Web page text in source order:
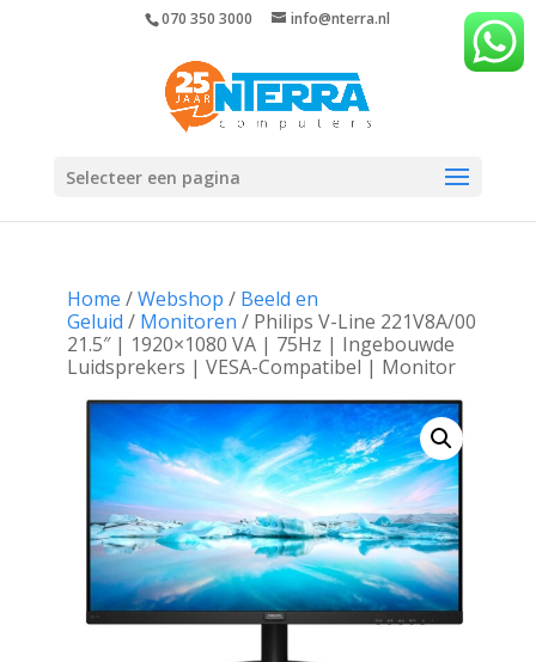
070 350 3000 info@nterra.nl
Selecteer een pagina
Home /Webshop / Beeld en
Geluid / Monitoren / Philips V-Line 221V8A/00
21.5″ | 1920×1080 VA | 75Hz | Ingebouwde
Luidsprekers | VESA-Compatibel | Monitor